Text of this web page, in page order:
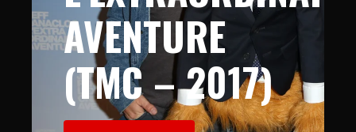
AVENTURE
(TMC – 2017)